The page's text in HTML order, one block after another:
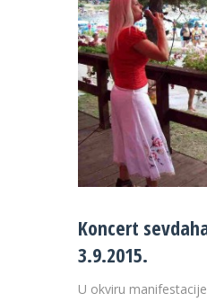
Koncert
3.9.2015.
U okviru